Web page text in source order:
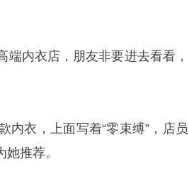
内衣店，朋友非要进去看看，
内衣，上面写着“零束缚”，店员
推荐。